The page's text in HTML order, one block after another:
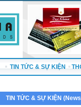
TIN TỨC & SỰ KIỆN
TIN TỨC & SỰ KIỆN (